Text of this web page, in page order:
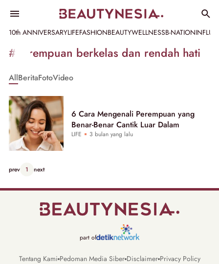
10th ANNIVERSARYLIFEFASHIONBEAUTYWELLNESSB-NATION
Informasi
[GET_DATA_TITLE]
Beautynesia
#perempuan berkelas dan rendah hati
AllBeritaFotoVideo
6 Cara Mengenali Perempuan yang
Benar-Benar Cantik Luar Dalam
LIFE 3 bulan yang lalu
prev 1 next
part of
Tentang Kami Pedoman Media Siber Disclaimer Privacy Policy